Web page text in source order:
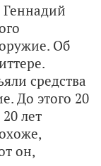
Об
средства
До этого 20
лет
он,